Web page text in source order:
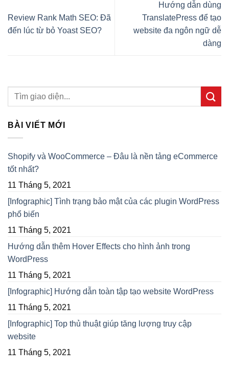
Review Rank Math SEO: Đã
đến lúc từ bỏ Yoast SEO?
Hướng dẫn dùng
TranslatePress để tạo
website đa ngôn ngữ dễ
dàng
BÀI VIẾT MỚI
Shopify và WooCommerce – Đâu là nền tảng eCommerce
tốt nhất?
11 Tháng 5, 2021
[Infographic] Tình trạng bảo mật của các plugin WordPress
phổ biến
11 Tháng 5, 2021
Hướng dẫn thêm Hover Effects cho hình ảnh trong
WordPress
11 Tháng 5, 2021
[Infographic] Hướng dẫn toàn tập tạo website WordPress
11 Tháng 5, 2021
[Infographic] Top thủ thuật giúp tăng lượng truy cập
website
11 Tháng 5, 2021